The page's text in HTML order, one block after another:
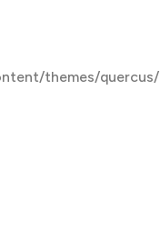
themes/quercus/